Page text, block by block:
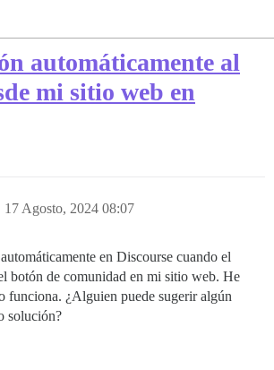
automáticamente al
mi sitio web en
17 Agosto, 2024 08:07
en Discourse cuando el
botón de comunidad en mi sitio web. He
funciona. ¿Alguien puede sugerir algún
solución?